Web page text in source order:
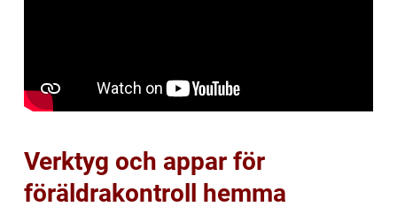
Verktyg och appar för
föräldrakontroll hemma